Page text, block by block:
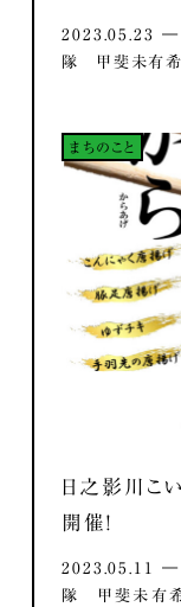
2023.05.23 ―
隊 甲斐未有希
まちのこと
日之影川こ
開催！
2023.05.11 ―
隊 甲斐未有